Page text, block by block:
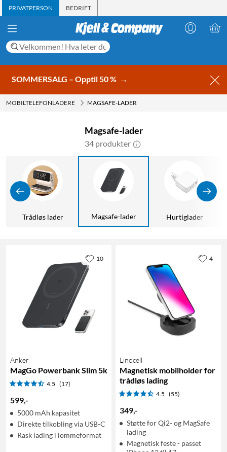
PRIVATPERSON BEDRIFT
SOMMERSALG – Opptil 50 % →
MOBILTELEFONLADERE MAGSAFE-LADER
Magsafe-lader
34 produkter
Trådløs lader Magsafe-lader Hurtiglader
Anker
MagGo Powerbank Slim 5k
4.5 (17)
599,-
5000 mAh kapasitet
Direkte tilkobling via USB-C
Rask lading i lommeformat
10
Linocell
Magnetisk mobilholder for
trådløs lading
4.5 (55)
349,-
Støtte for Qi2- og MagSafe
lading
Magnetisk feste - passet
4